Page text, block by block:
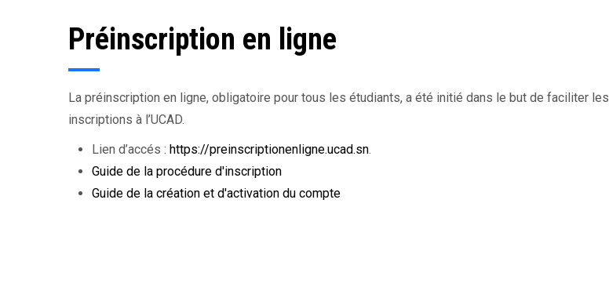
Préinscription en ligne
La préinscription en ligne, obligatoire pour tous les étudiants, a été initié dans le but de faciliter les
inscriptions à l’UCAD.
Lien d’accés : https://preinscriptionenligne.ucad.sn.
Guide de la procédure d'inscription
Guide de la création et d'activation du compte